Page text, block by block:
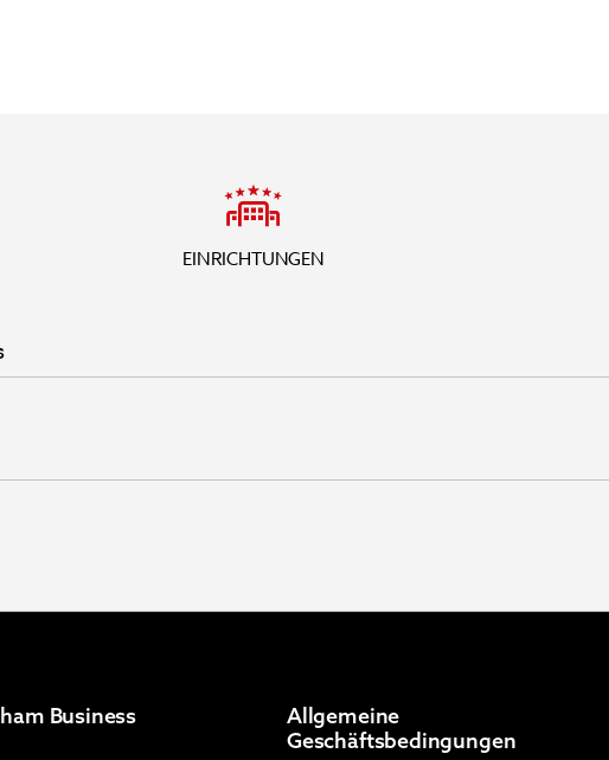
EINRICHTUNGEN
Business
Allgemeine
Geschäftsbedingungen